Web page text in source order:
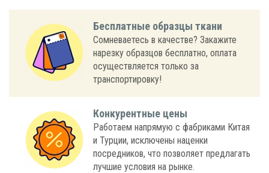
Бесплатные образцы ткани
Сомневаетесь в качестве? Закажите
нарезку образцов бесплатно, оплата
осуществляется только за
транспортировку!
Конкурентные цены
Работаем напрямую с фабриками Китая
и Турции, исключены наценки
посредников, что позволяет предлагать
лучшие условия на рынке.